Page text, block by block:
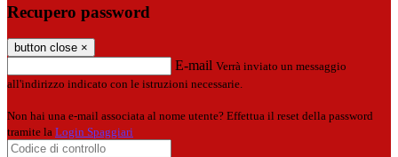
Recupero password
button close ×
E-mail Verrà inviato un messaggio
all'indirizzo indicato con le istruzioni necessarie.
Non hai una e-mail associata al nome utente? Effettua il reset della password
tramite la Login Spaggiari